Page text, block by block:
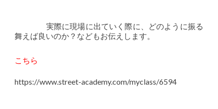
実際に現場に出ていく際に、どのように振る
舞えば良いのか？などもお伝えします。
こちら
https://www.street-academy.com/myclass/6594